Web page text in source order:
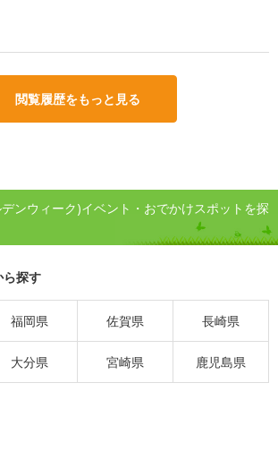
閲覧履歴をもっと見る
ンウィーク)イベント・おでかけスポットを探
ら探す
福岡県 佐賀県 長崎県
大分県 宮崎県 鹿児島県